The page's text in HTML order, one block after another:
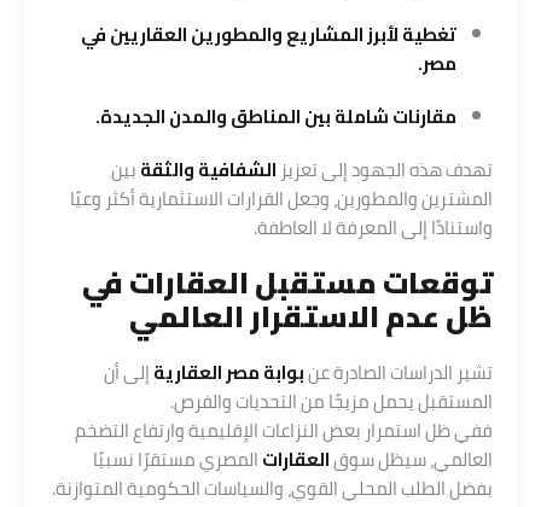
تغطية لأبرز المشاريع والمطورين العقاريين في
مصر.
مقارنات شاملة بين المناطق والمدن الجديدة.
تهدف هذه الجهود إلى تعزيز الشفافية والثقةبين
المشترين والمطورين، وجعل القرارات الاستثمارية أكثر وعيًا
واستنادًا إلى المعرفة لا العاطفة.
توقعات مستقبل العقارات في
ظل عدم الاستقرار العالمي
تشير الدراسات الصادرة عنبوابة مصر العقاريةإلى أن
المستقبل يحمل مزيجًا من التحديات والفرص.
ففي ظل استمرار بعض النزاعات الإقليمية وارتفاع التضخم
العالمي، سيظل سوقالعقاراتالمصري مستقرًا نسبيًا
بفضل الطلب المحلي القوي، والسياسات الحكومية المتوازنة.